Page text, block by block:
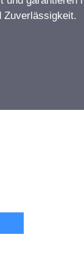
Zuverlässigkeit.